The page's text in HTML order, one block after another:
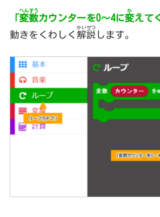
「変数
へんすう
カウンターを0～4に変
か
えて
動きをくわしく 解説
かいせつ
します。